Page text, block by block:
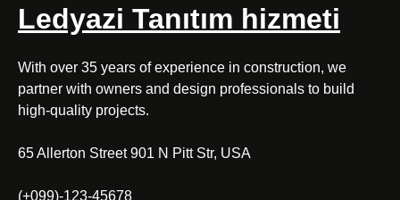
Ledyazi Tanıtım hizmeti
With over 35 years of experience in construction, we
partner with owners and design professionals to build
high-quality projects.
65 Allerton Street 901 N Pitt Str, USA
(+099)-123-45678